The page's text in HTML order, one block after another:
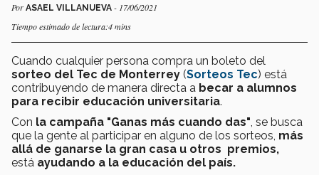
Por ASAEL VILLANUEVA - 17/06/2021
Tiempo estimado de lectura:4 mins
Cuando cualquier persona compra un boleto del
sorteo del Tec de Monterrey (Sorteos Tec) está
contribuyendo de manera directa a becar a alumnos
para recibir educación universitaria.
Con la campaña "Ganas más cuando das" , se busca
que la gente al participar en alguno de los sorteos, más
allá de ganarse la gran casa u otros premios,
está ayudando a la educación del país.